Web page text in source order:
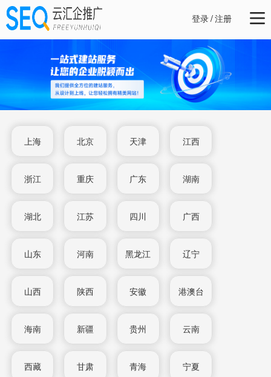
登录/注册
上海 北京 天津 江西
浙江 重庆 广东 湖南
湖北 江苏 四川 广西
山东 河南 黑龙江 辽宁
山西 陕西 安徽 港澳台
海南 新疆 贵州 云南
西藏 甘肃 青海 宁夏